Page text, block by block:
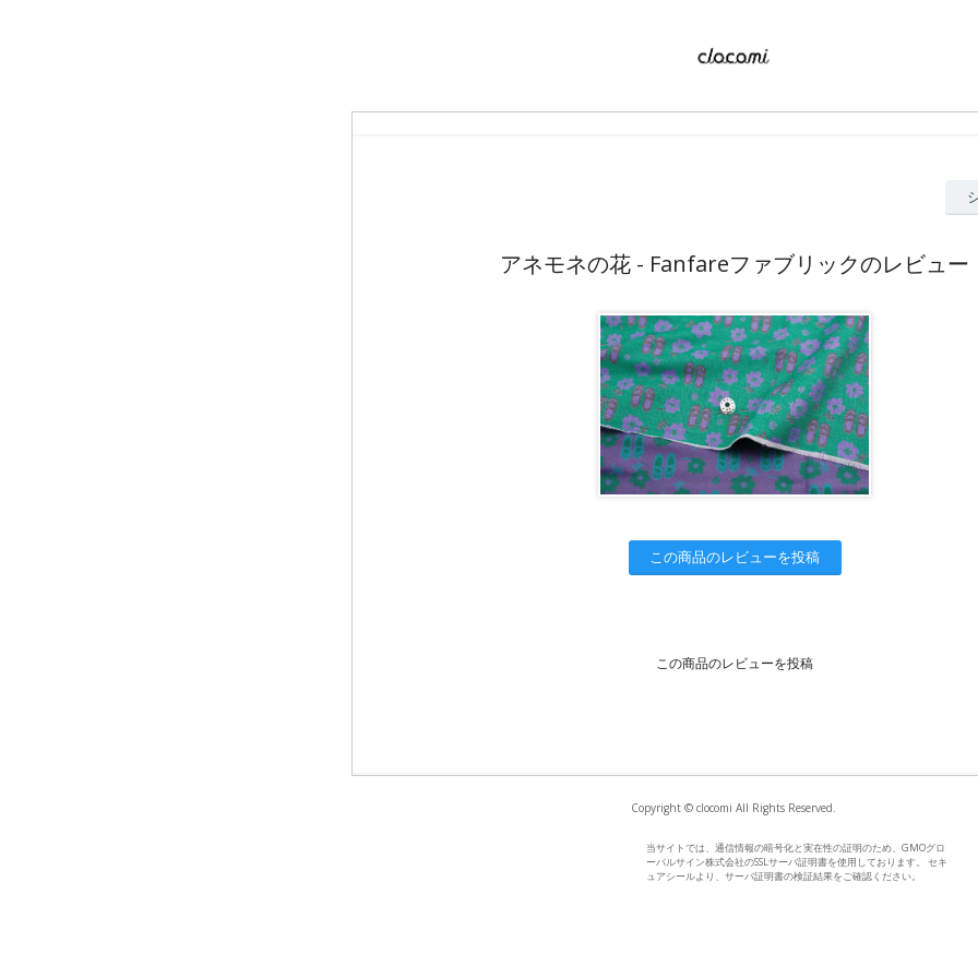
アネモネの花 - Fanfareファブリックのレビュー
この商品のレビューを投稿
この商品のレビューを投稿
Copyright © clocomi All Rights Reserved.
当サイトでは、通信情報の暗号化と実在性の証明のため、GMOグロ
ーバルサイン株式会社のSSLサーバ証明書を使用しております。 セキ
ュアシールより、サーバ証明書の検証結果をご確認ください。